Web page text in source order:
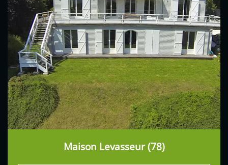
Maison Levasseur (78)